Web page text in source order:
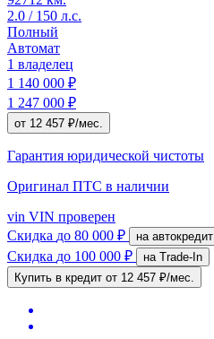
2.0 / 150 л.с.
Полный
Автомат
1 владелец
1 140 000 ₽
1 247 000 ₽
от 12 457 ₽/мес.
Гарантия юридической чистоты
Оригинал ПТС в наличии
vin VIN проверен
Скидка до 80 000 ₽ на автокредит
Скидка до 100 000 ₽
на Trade-In
Купить в кредит от 12 457 ₽/мес.